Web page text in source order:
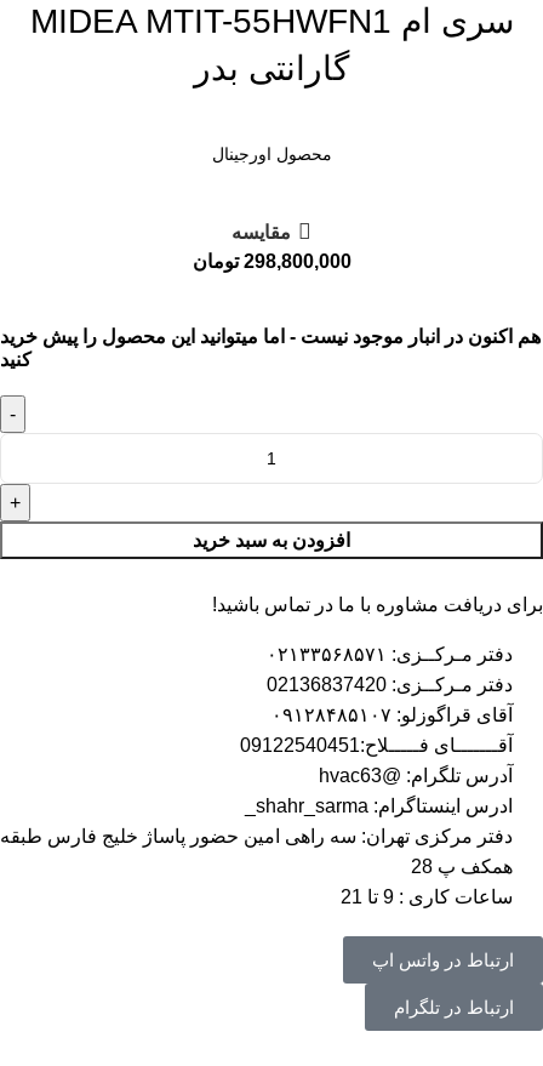
سری ام MIDEA MTIT-55HWFN1
گارانتی بدر
محصول اورجینال
مقايسه
298,800,000 تومان
هم اکنون در انبار موجود نیست - اما میتوانید این محصول را پیش خرید
کنید
افزودن به سبد خرید
برای دریافت مشاوره با ما در تماس باشید!
دفتر مـرکــزی: ۰۲۱۳۳۵۶۸۵۷۱
دفتر مـرکــزی: 02136837420
آقای قراگوزلو: ۰۹۱۲۸۴۸۵۱۰۷
آقـــــــای فـــــلاح:09122540451
آدرس تلگرام: @hvac63
ادرس اینستاگرام: shahr_sarma_
دفتر مرکزی تهران: سه راهی امین حضور پاساژ خلیج فارس طبقه
همکف پ 28
ساعات کاری : 9 تا 21
ارتباط در واتس اپ
ارتباط در تلگرام